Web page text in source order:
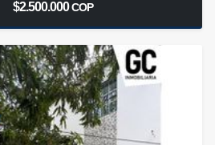
$2.500.000COP